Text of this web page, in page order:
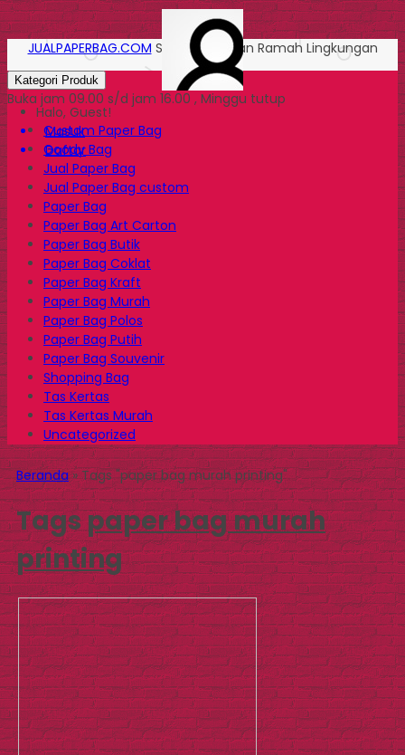
Halo, Guest!
Masuk
Daftar
JUALPAPERBAG.COM Solusi Kemasan Ramah Lingkungan
Kategori Produk
Buka jam 09.00 s/d jam 16.00 , Minggu tutup
Custom Paper Bag
Goody Bag
Jual Paper Bag
Jual Paper Bag custom
Paper Bag
Paper Bag Art Carton
Paper Bag Butik
Paper Bag Coklat
Paper Bag Kraft
Paper Bag Murah
Paper Bag Polos
Paper Bag Putih
Paper Bag Souvenir
Shopping Bag
Tas Kertas
Tas Kertas Murah
Uncategorized
Beranda»Tags "paper bag murah printing"
Tagspaper bag murah
printing